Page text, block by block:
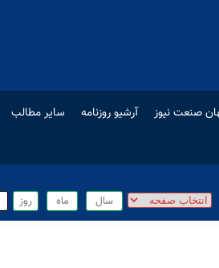
صنعت نیوز آرشیو روزنامه سایر مطالب